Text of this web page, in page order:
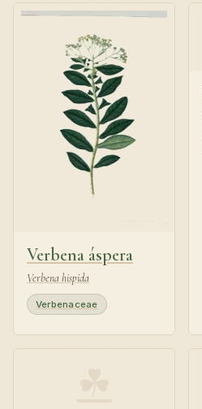
Verbena áspera
Verbena hispida
Verbenaceae